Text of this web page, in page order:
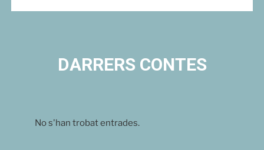
DARRERS CONTES
No s'han trobat entrades.